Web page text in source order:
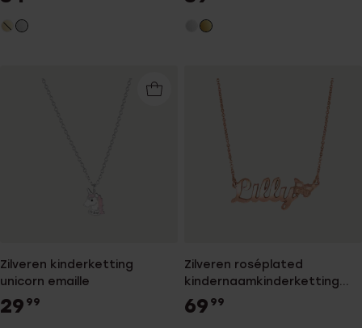
Zilveren kinderketting
unicorn emaille
29 99
Zilveren roséplated
kindernaamkinderketting
met hanger vlinder
69 99